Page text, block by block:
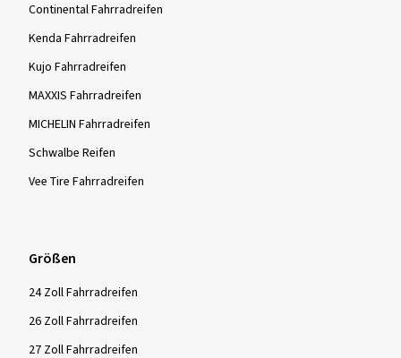
Continental Fahrradreifen
Kenda Fahrradreifen
Kujo Fahrradreifen
MAXXIS Fahrradreifen
MICHELIN Fahrradreifen
Schwalbe Reifen
Vee Tire Fahrradreifen
Größen
24 Zoll Fahrradreifen
26 Zoll Fahrradreifen
27 Zoll Fahrradreifen